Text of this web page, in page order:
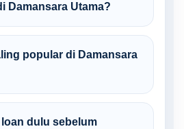
Damansara Utama?
popular di Damansara
dulu sebelum